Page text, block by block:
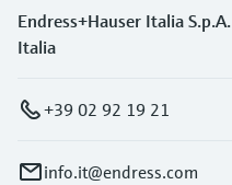
Endress+Hauser Italia S.p.A.
Italia
+39 02 92 19 21
info.it@endress.com